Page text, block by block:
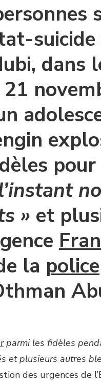
dans
» et
la police
parmi les fidèles
et plusieurs autres
des urgences de